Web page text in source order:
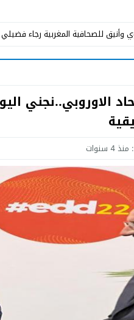
للصحافية المغربية رجاء فضيلي
الاوروبي..نجني
منذ 4 سنوات